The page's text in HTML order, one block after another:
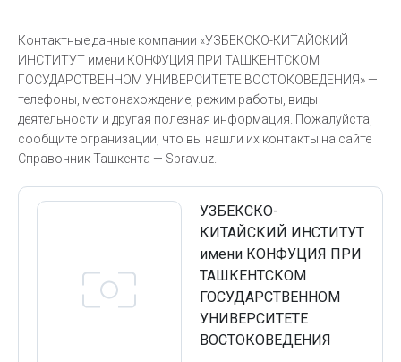
Контактные данные компании «УЗБЕКСКО-КИТАЙСКИЙ
ИНСТИТУТ имени КОНФУЦИЯ ПРИ ТАШКЕНТСКОМ
ГОСУДАРСТВЕННОМ УНИВЕРСИТЕТЕ ВОСТОКОВЕДЕНИЯ» —
телефоны, местонахождение, режим работы, виды
деятельности и другая полезная информация. Пожалуйста,
сообщите огранизации, что вы нашли их контакты на сайте
Справочник Ташкента — Sprav.uz.
УЗБЕКСКО-
КИТАЙСКИЙ ИНСТИТУТ
имени КОНФУЦИЯ ПРИ
ТАШКЕНТСКОМ
ГОСУДАРСТВЕННОМ
УНИВЕРСИТЕТЕ
ВОСТОКОВЕДЕНИЯ